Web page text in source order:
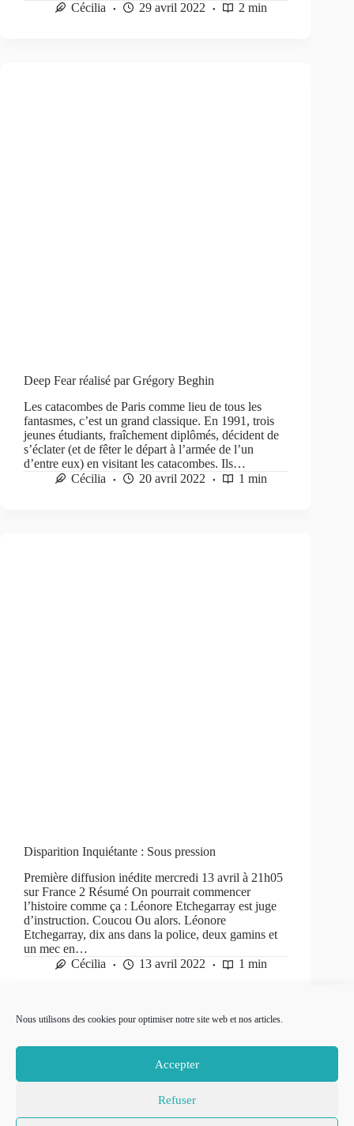
Nous utilisons des cookies pour optimiser notre site web et nos articles.
Accepter
Refuser
Cécilia
29 avril 2022 2 min
Deep Fear réalisé par Grégory Beghin
Les catacombes de Paris comme lieu de tous les
fantasmes, c’est un grand classique. En 1991, trois
jeunes étudiants, fraîchement diplômés, décident de
s’éclater (et de fêter le départ à l’armée de l’un
d’entre eux) en visitant les catacombes. Ils…
Cécilia
20 avril 2022 1 min
Disparition Inquiétante : Sous pression
Première diffusion inédite mercredi 13 avril à 21h05
sur France 2 Résumé On pourrait commencer
l’histoire comme ça : Léonore Etchegarray est juge
d’instruction. Coucou Ou alors. Léonore
Etchegarray, dix ans dans la police, deux gamins et
un mec en…
Cécilia
13 avril 2022 1 min
© 2007-2026